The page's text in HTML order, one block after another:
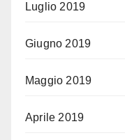
Luglio 2019
Giugno 2019
Maggio 2019
Aprile 2019